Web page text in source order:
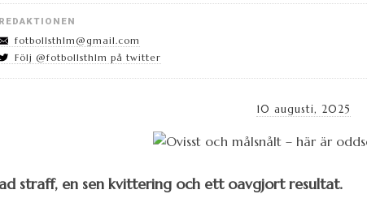
REDAKTIONEN
fotbollsthlm@gmail.com
Följ @fotbollsthlm på twitter
10 augusti, 2025
straff, en sen kvittering och ett oavgjort resultat.